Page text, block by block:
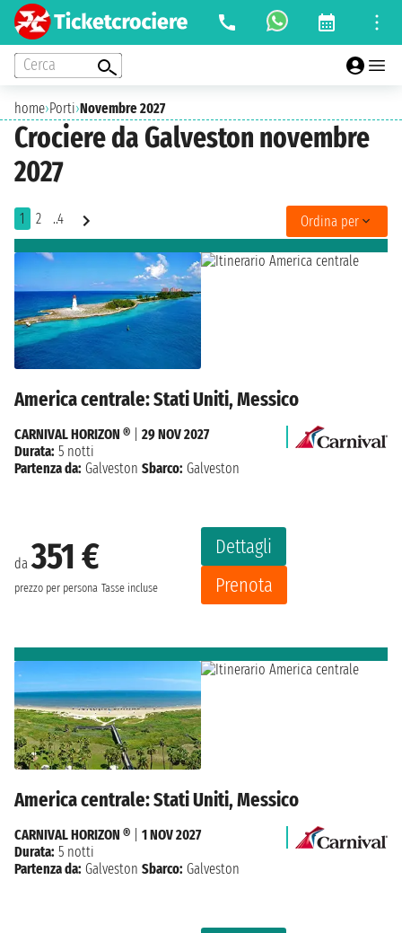
Cerca
home›Porti›Novembre 2027
Crociere da Galveston novembre
2027
1 2 ..4 Ordina per
America centrale: Stati Uniti, Messico
da351 €
prezzo per persona Tasse incluse
Dettagli
Prenota
CARNIVAL HORIZON ®
29 NOV 2027
Durata: 5 notti
Partenza da: Galveston Sbarco: Galveston
America centrale: Stati Uniti, Messico
CARNIVAL HORIZON ®
1 NOV 2027
Durata: 5 notti
Partenza da: Galveston Sbarco: Galveston